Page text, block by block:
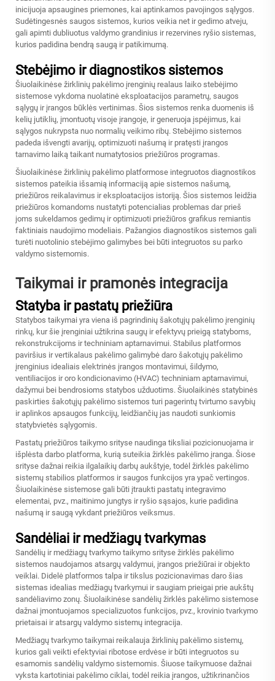
inicijuoja apsaugines priemones, kai aptinkamos pavojingos sąlygos.
Sudėtingesnės saugos sistemos, kurios veikia net ir gedimo atveju,
gali apimti dubliuotus valdymo grandinius ir rezervines ryšio sistemas,
kurios padidina bendrą saugą ir patikimumą.
Stebėjimo ir diagnostikos sistemos
Šiuolaikinėse žirklinių pakėlimo įrenginių realaus laiko stebėjimo
sistemose vykdoma nuolatinė eksploatacijos parametrų, saugos
sąlygų ir įrangos būklės vertinimas. Šios sistemos renka duomenis iš
kelių jutiklių, įmontuotų visoje įrangoje, ir generuoja įspėjimus, kai
sąlygos nukrypsta nuo normalių veikimo ribų. Stebėjimo sistemos
padeda išvengti avarijų, optimizuoti našumą ir pratęsti įrangos
tarnavimo laiką taikant numatytosios priežiūros programas.
Šiuolaikinėse žirklinių pakėlimo platformose integruotos diagnostikos
sistemos pateikia išsamią informaciją apie sistemos našumą,
priežiūros reikalavimus ir eksploatacijos istoriją. Šios sistemos leidžia
priežiūros komandoms nustatyti potencialias problemas dar prieš
joms sukeldamos gedimų ir optimizuoti priežiūros grafikus remiantis
faktiniais naudojimo modeliais. Pažangios diagnostikos sistemos gali
turėti nuotolinio stebėjimo galimybes bei būti integruotos su parko
valdymo sistemomis.
Taikymai ir pramonės integracija
Statyba ir pastatų priežiūra
Statybos taikymai yra viena iš pagrindinių šakotųjų pakėlimo įrenginių
rinkų, kur šie įrenginiai užtikrina saugų ir efektyvų prieigą statyboms,
rekonstrukcijoms ir techniniam aptarnavimui. Stabilus platformos
paviršius ir vertikalaus pakėlimo galimybė daro šakotųjų pakėlimo
įrenginius idealiais elektrinės įrangos montavimui, šildymo,
ventiliacijos ir oro kondicionavimo (HVAC) techniniam aptarnavimui,
dažymui bei bendrosioms statybos užduotims. Šiuolaikinės statybinės
paskirties šakotųjų pakėlimo sistemos turi pagerintų tvirtumo savybių
ir aplinkos apsaugos funkcijų, leidžiančių jas naudoti sunkiomis
statybvietės sąlygomis.
Pastatų priežiūros taikymo srityse naudinga tiksliai pozicionuojama ir
išplėsta darbo platforma, kurią suteikia žirklės pakėlimo įranga. Šiose
srityse dažnai reikia ilgalaikių darbų aukštyje, todėl žirklės pakėlimo
sistemų stabilios platformos ir saugos funkcijos yra ypač vertingos.
Šiuolaikinėse sistemose gali būti įtraukti pastatų integravimo
elementai, pvz., maitinimo jungtys ir ryšio sąsajos, kurie padidina
našumą ir saugą vykdant priežiūros veiksmus.
Sandėliai ir medžiagų tvarkymas
Sandėlių ir medžiagų tvarkymo taikymo srityse žirklės pakėlimo
sistemos naudojamos atsargų valdymui, įrangos priežiūrai ir objekto
veiklai. Didelė platformos talpa ir tikslus pozicionavimas daro šias
sistemas idealias medžiagų tvarkymui ir saugiam prieigai prie aukštų
sandėliavimo zonų. Šiuolaikinėse sandėlių žirklės pakėlimo sistemose
dažnai įmontuojamos specializuotos funkcijos, pvz., krovinio tvarkymo
prietaisai ir atsargų valdymo sistemų integracija.
Medžiagų tvarkymo taikymai reikalauja žirklinių pakėlimo sistemų,
kurios gali veikti efektyviai ribotose erdvėse ir būti integruotos su
esamomis sandėlių valdymo sistemomis. Šiuose taikymuose dažnai
vyksta kartotiniai pakėlimo ciklai, todėl reikia įrangos, užtikrinančios